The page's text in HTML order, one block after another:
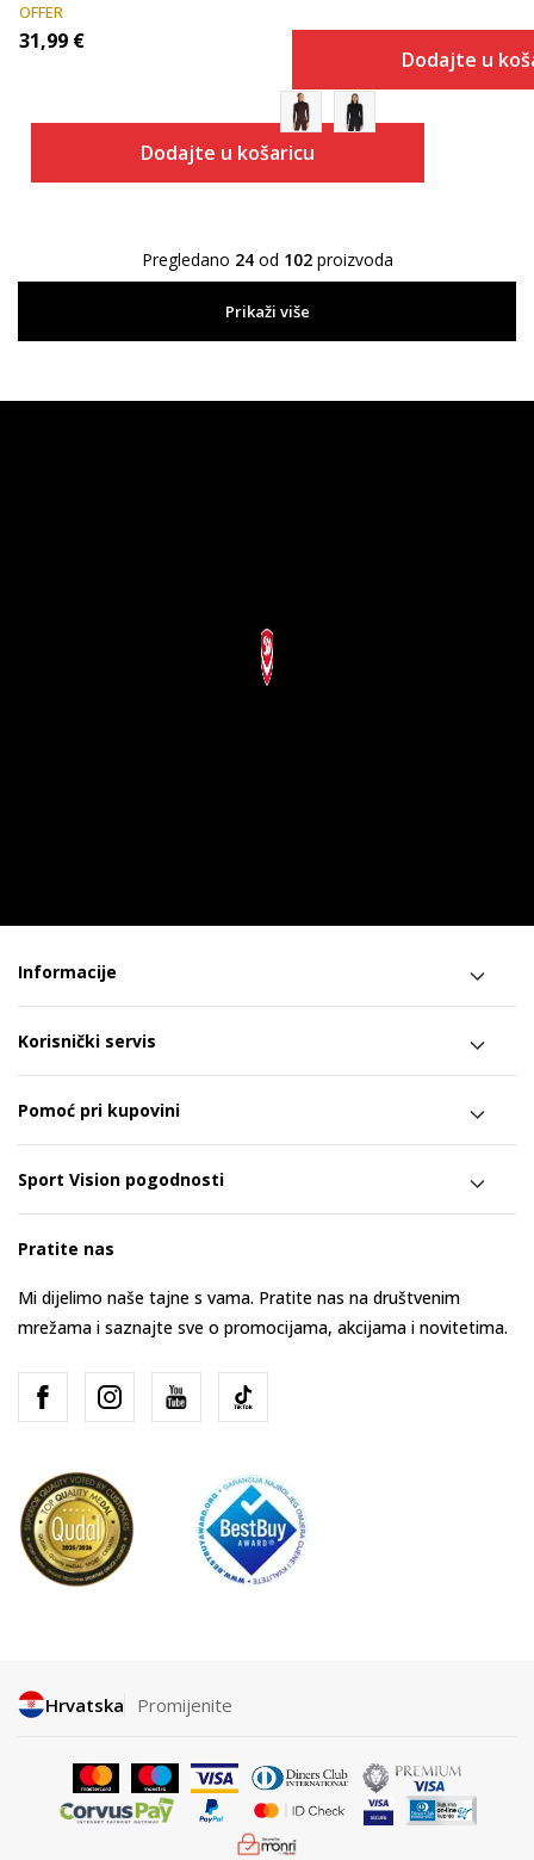
OFFER
31,99 €
Dodajte u košaricu
Dodajte u
Pregledano 24od 102proizvoda
Prikaži više
Informacije
Korisnički servis
Pomoć pri kupovini
Sport Vision pogodnosti
Pratite nas
Mi dijelimo naše tajne s vama. Pratite nas na društvenim
mrežama i saznajte sve o promocijama, akcijama i novitetima.
Hrvatska Promijenite